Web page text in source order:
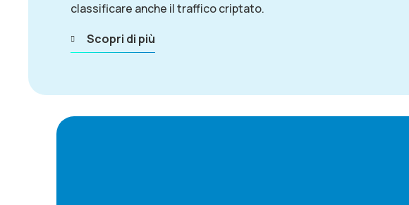
classificare anche il traffico criptato.
Scopri di più